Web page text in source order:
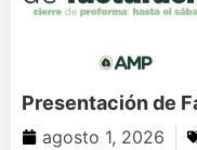
Presentación de
agosto 1, 2026